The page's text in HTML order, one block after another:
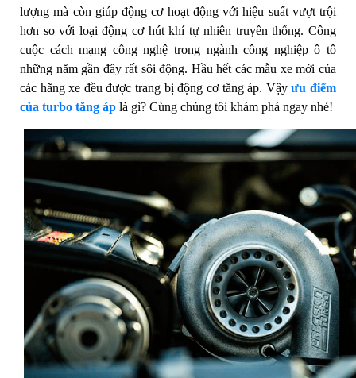
lượng mà còn giúp động cơ hoạt động với hiệu suất vượt trội
hơn so với loại động cơ hút khí tự nhiên truyền thống. Công
cuộc cách mạng công nghệ trong ngành công nghiệp ô tô
những năm gần đây rất sôi động. Hầu hết các mẫu xe mới của
các hãng xe đều được trang bị động cơ tăng áp. Vậyưu điểm
của turbo tăng áp là gì? Cùng chúng tôi khám phá ngay nhé!